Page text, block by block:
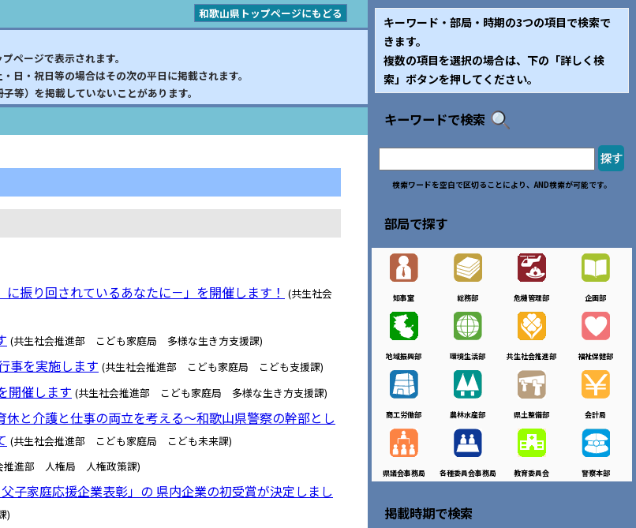
和歌山県トップページにもどる
ページで表示されます。
日・祝日等の場合はその次の平日に掲載されます。
等）を掲載していないことがあります。
振り回されているあなたに－」を開催します！ (共生社会
(共生社会推進部 こども家庭局 多様な生き方支援課)
事を実施します (共生社会推進部 こども家庭局 こども支援課)
開催します (共生社会推進部 こども家庭局 多様な生き方支援課)
と介護と仕事の両立を考える～和歌山県警察の幹部とし
(共生社会推進部 こども家庭局 こども未来課)
推進部 人権局 人権政策課)
子家庭応援企業表彰」の 県内企業の初受賞が決定しまし
)
キーワード・部局・時期の3つの項目で検索で
きます。
複数の項目を選択の場合は、下の「詳しく検
索」ボタンを押してください。
キーワードで検索
検索ワードを空白で区切ることにより、AND検索が可能です。
部局で探す
知事室 総務部 危機管理部 企画部
地域振興部 環境生活部 共生社会推進部 福祉保健部
商工労働部 農林水産部 県土整備部 会計局
県議会事務局 各種委員会事務局 教育委員会 警察本部
掲載時期で検索